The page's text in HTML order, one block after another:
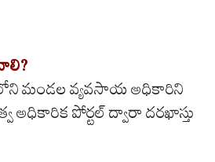
మండల వ్యవసాయ అధికారిని
అధికారిక పోర్టల్ ద్వారా దరఖాస్తు